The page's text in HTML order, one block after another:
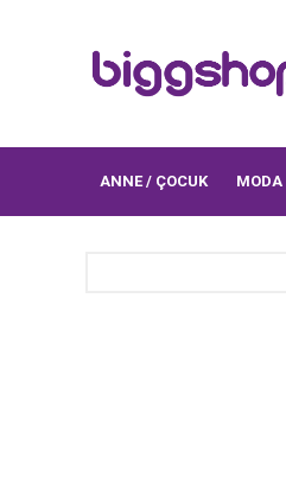
ANNE / ÇOCUK MODA